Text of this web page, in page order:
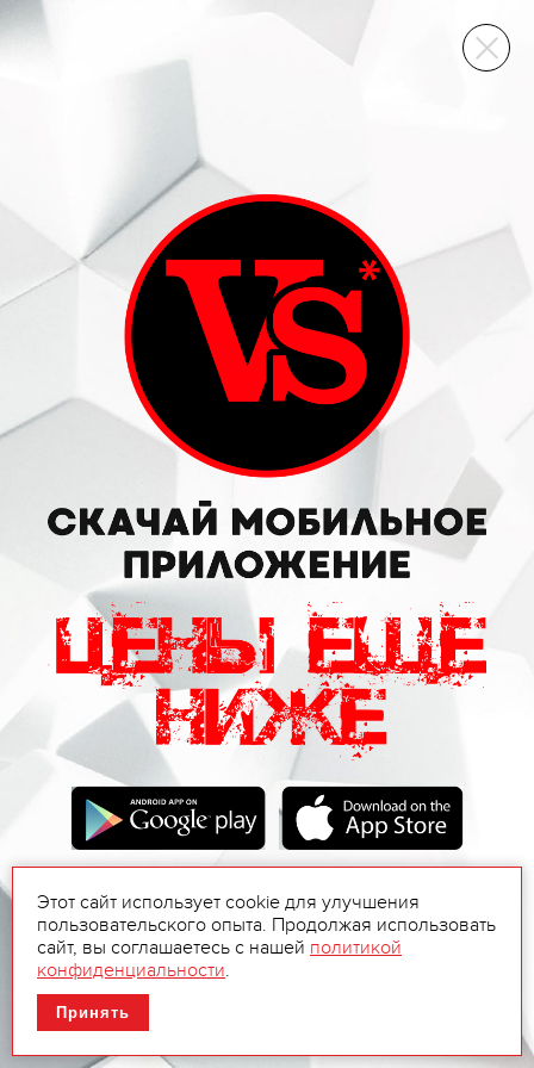
ВИННЫЙ СКЛАД
Этот сайт использует cookie для улучшения
пользовательского опыта. Продолжая использовать
сайт, вы соглашаетесь с нашей политикой
конфиденциальности.
Принять